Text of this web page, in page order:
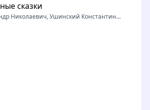
сказки
Николаевич, Ушинский Константин